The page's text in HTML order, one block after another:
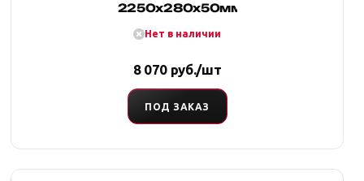
2250x280x50мм
Нет в наличии
8 070 руб./шт
ПОД ЗАКАЗ